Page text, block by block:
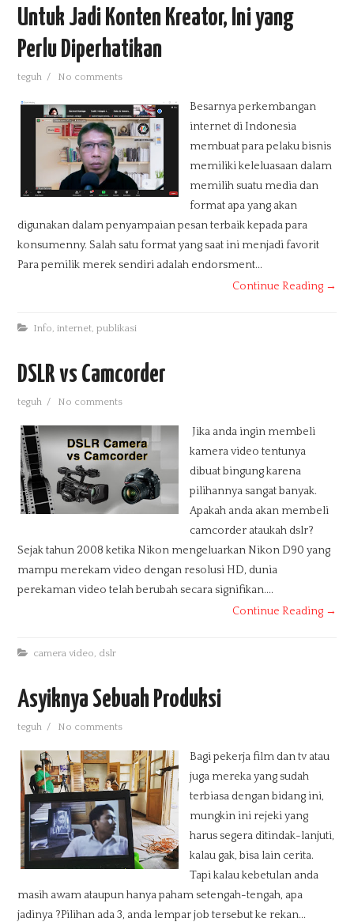
Untuk Jadi Konten Kreator, Ini yang
Perlu Diperhatikan
teguh / No comments
Besarnya perkembangan
internet di Indonesia
membuat para pelaku bisnis
memiliki keleluasaan dalam
memilih suatu media dan
format apa yang akan
digunakan dalam penyampaian pesan terbaik kepada para
konsumenny. Salah satu format yang saat ini menjadi favorit
Para pemilik merek sendiri adalah endorsment...
Continue Reading →
Info,internet,publikasi
DSLR vs Camcorder
teguh / No comments
Jika anda ingin membeli
kamera video tentunya
dibuat bingung karena
pilihannya sangat banyak.
Apakah anda akan membeli
camcorder ataukah dslr?
Sejak tahun 2008 ketika Nikon mengeluarkan Nikon D90 yang
mampu merekam video dengan resolusi HD, dunia
perekaman video telah berubah secara signifikan....
Continue Reading →
camera video, dslr
Asyiknya Sebuah Produksi
teguh / No comments
Bagi pekerja film dan tv atau
juga mereka yang sudah
terbiasa dengan bidang ini,
mungkin ini rejeki yang
harus segera ditindak-lanjuti,
kalau gak, bisa lain cerita.
Tapi kalau kebetulan anda
masih awam ataupun hanya paham setengah-tengah, apa
jadinya ?Pilihan ada 3, anda lempar job tersebut ke rekan...